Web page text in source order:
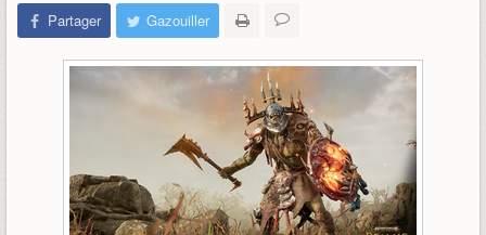
Partager Gazouiller